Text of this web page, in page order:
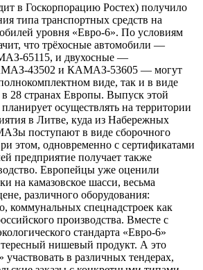
в Госкорпорацию Ростех) получило
типа транспортных средств на
уровня «Евро-6». По условиям
что трёхосные автомобили —
65115, и двухосные —
43502 и КАМАЗ-53605 — могут
виде, так и в виде
в 28 странах Европы. Выпуск этой
осуществлять на территории
в Литве, куда из Набережных
поступают в виде сборочного
этом, одновременно с сертификатами
предприятие получает также
Европейцы уже оценили
на камазовское шасси, весьма
различного оборудования:
коммунальных спецнадстроек как
производства. Вместе с
стандарта «Евро-6»
нишевый продукт. А это
в различных тендерах,